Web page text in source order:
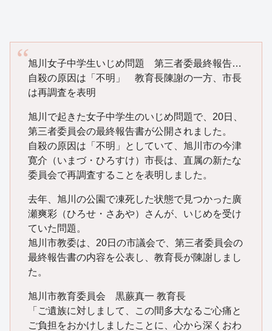
旭川女子中学生いじめ問題 第三者委最終報告…
自殺の原因は「不明」 教育長陳謝の一方、市長
は再調査を表明
旭川で起きた女子中学生のいじめ問題で、20日、
第三者委員会の最終報告書が公開されました。
自殺の原因は「不明」としていて、旭川市の今津
寛介（いまづ・ひろすけ）市長は、直属の新たな
委員会で再調査することを表明しました。
去年、旭川の公園で凍死した状態で見つかった廣
瀬爽彩（ひろせ・さあや）さんが、いじめを受け
ていた問題。
旭川市教委は、20日の市議会で、第三者委員会の
最終報告書の内容を公表し、教育長が陳謝しまし
た。
旭川市教育委員会 黒蕨真一 教育長
「ご遺族に対しまして、この間多大なるご心痛と
ご負担をおかけしましたことに、心から深くおわ